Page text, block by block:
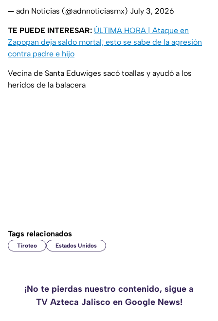
— adn Noticias (@adnnoticiasmx) July 3, 2026
TE PUEDE INTERESAR: ÚLTIMA HORA | Ataque en
Zapopan deja saldo mortal; esto se sabe de la agresión
contra padre e hijo
Vecina de Santa Eduwiges sacó toallas y ayudó a los
heridos de la balacera
Tags relacionados
Tiroteo Estados Unidos
¡No te pierdas nuestro contenido, sigue a
TV Azteca Jalisco en Google News!